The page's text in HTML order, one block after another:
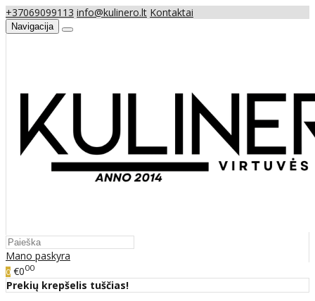
+37069099113 info@kulinero.lt Kontaktai
Navigacija
Mano paskyra
0 €000
Prekių krepšelis tuščias!